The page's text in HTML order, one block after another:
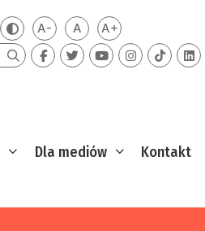
Zmień kontrast
A-Mniejsza czcionka
ADomyślna czcionka
A+Większa
Szukaj
Dla mediów Kontakt